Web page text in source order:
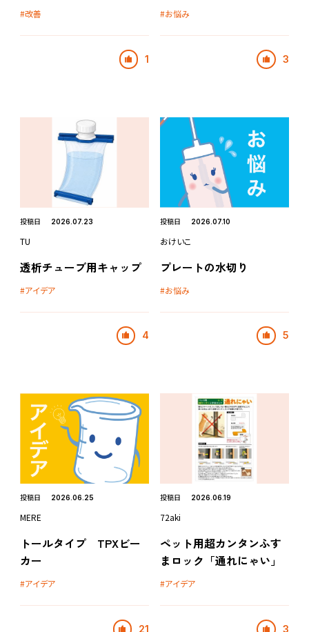
改善
1
お悩み
3
投稿日 2026.07.23
TU
透析チューブ用キャップ
アイデア
4
投稿日 2026.07.10
おけいこ
プレートの水切り
お悩み
5
投稿日 2026.06.25
MERE
トールタイプ TPXビー
カー
アイデア
21
投稿日 2026.06.19
72aki
ペット用超カンタンふす
まロック「通れにゃい」
アイデア
3